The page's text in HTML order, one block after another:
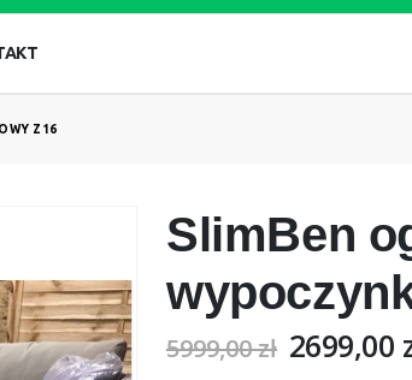
Z16
SlimBen
5999,00 zł 2699,00